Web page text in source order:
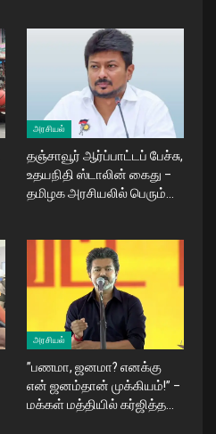
அரசியல்
தஞ்சாவூர் ஆர்ப்பாட்டப் பேச்சு,
உதயநிதி ஸ்டாலின் கைது –
தமிழக அரசியலில் பெரும்…
அரசியல்
​”பணமா, ஜனமா? எனக்கு
என் ஜனம்தான் முக்கியம்!” –
மக்கள் மத்தியில் கர்ஜித்த…